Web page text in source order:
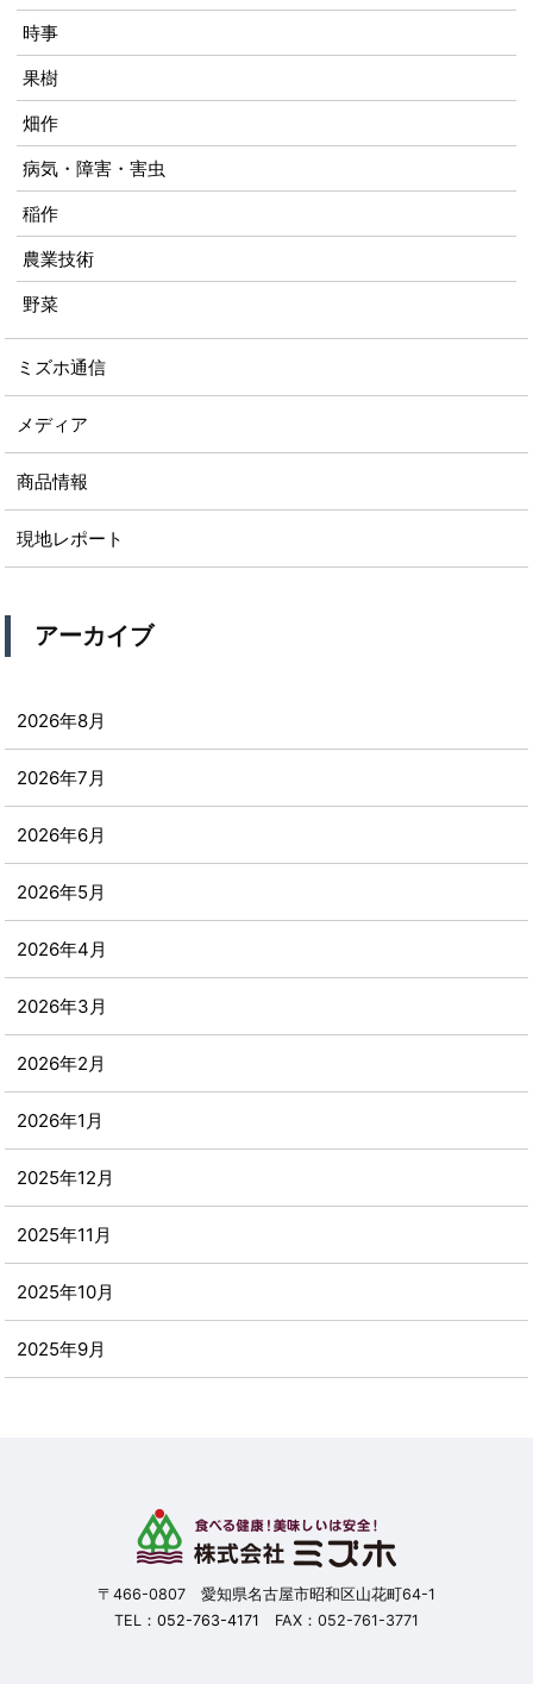
時事
果樹
畑作
病気・障害・害虫
稲作
農業技術
野菜
ミズホ通信
メディア
商品情報
現地レポート
アーカイブ
2026年8月
2026年7月
2026年6月
2026年5月
2026年4月
2026年3月
2026年2月
2026年1月
2025年12月
2025年11月
2025年10月
2025年9月
〒466-0807 愛知県名古屋市昭和区山花町64-1
TEL： 052-763-4171 FAX：052-761-3771